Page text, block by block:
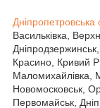
Дніпропетровська
Васильківка,
Красино, Кривий
Маломихайлівка,
Новомосковськ,
Первомайськ,